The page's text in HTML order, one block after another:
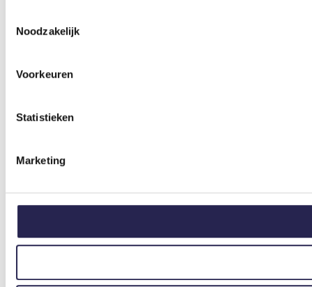
Noodzakelijk
Voorkeuren
Statistieken
Marketing